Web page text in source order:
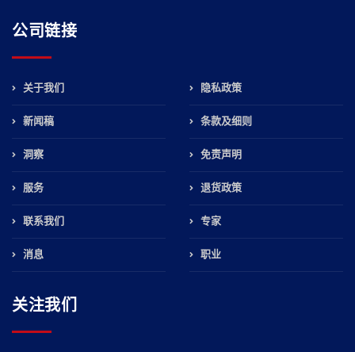
公司链接
关于我们
新闻稿
洞察
服务
联系我们
消息
隐私政策
条款及细则
免责声明
退货政策
专家
职业
关注我们